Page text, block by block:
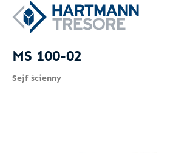
MS 100-02
Sejf ścienny